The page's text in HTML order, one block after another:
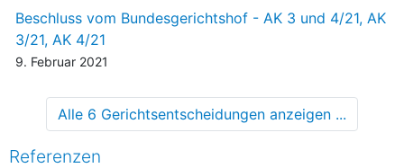
schuldig gesprochen und für beide auf eine
Gesamtfreiheitsstrafe von einem Jahr und sieben Monaten unter
Strafaussetzung zur Bewährung erkannt. Die nichtrevidierenden
Bildung bewaffneter Gruppen sowie wegen Beihilfe zu drei
tateinheitlichen Fällen der gefährlichen Körperverletzung in
Bedrohung und mit Beihilfe zur Sachbeschädigung verurteilt;
Beschluss vom Bundesgerichtshof - AK 3 und 4/21, AK
3/21, AK 4/21
9. Februar 2021
Alle 6 Gerichtsentscheidungen anzeigen ...
Referenzen